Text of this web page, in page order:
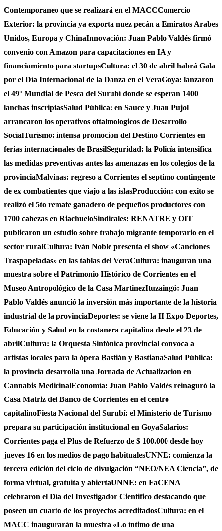
Contemporaneo que se realizará en el MACCComercio
Exterior: la provincia ya exporta nuez pecán a Emiratos Arabes
Unidos, Europa y ChinaInnovación: Juan Pablo Valdés firmó
convenio con Amazon para capacitaciones en IA y
financiamiento para startupsCultura: el 30 de abril habrá Gala
por el Día Internacional de la Danza en el VeraGoya: lanzaron
el 49° Mundial de Pesca del Surubí donde se esperan 1400
lanchas inscriptasSalud Pública: en Sauce y Juan Pujol
arrancaron los operativos oftalmologicos de Desarrollo
SocialTurismo: intensa promoción del Destino Corrientes en
ferias internacionales de BrasilSeguridad: la Policía intensifica
las medidas preventivas antes las amenazas en los colegios de la
provinciaMalvinas: regreso a Corrientes el septimo contingente
de ex combatientes que viajo a las islasProducción: con exito se
realizó el 5to remate ganadero de pequeños productores con
1700 cabezas en RiachueloSindicales: RENATRE y OIT
publicaron un estudio sobre trabajo migrante temporario en el
sector ruralCultura: Iván Noble presenta el show «Canciones
Traspapeladas» en las tablas del VeraCultura: inauguran una
muestra sobre el Patrimonio Histórico de Corrientes en el
Museo Antropológico de la Casa MartinezItuzaingó: Juan
Pablo Valdés anunció la inversión más importante de la historia
industrial de la provinciaDeportes: se viene la II Expo Deportes,
Educación y Salud en la costanera capitalina desde el 23 de
abrilCultura: la Orquesta Sinfónica provincial convoca a
artistas locales para la ópera Bastián y BastianaSalud Pública:
la provincia desarrolla una Jornada de Actualizacion en
Cannabis MedicinalEconomía: Juan Pablo Valdés reinaguró la
Casa Matriz del Banco de Corrientes en el centro
capitalinoFiesta Nacional del Surubí: el Ministerio de Turismo
prepara su participación institucional en GoyaSalarios:
Corrientes paga el Plus de Refuerzo de $ 100.000 desde hoy
jueves 16 en los medios de pago habitualesUNNE: comienza la
tercera edición del ciclo de divulgación “NEO/NEA Ciencia”, de
forma virtual, gratuita y abiertaUNNE: en FaCENA
celebraron el Día del Investigador Cientifico destacando que
poseen un cuarto de los proyectos acreditadosCultura: en el
MACC inaugurarán la muestra «Lo íntimo de una